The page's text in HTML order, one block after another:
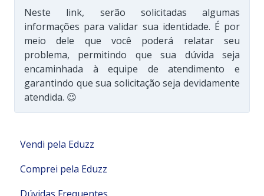
Neste link, serão solicitadas algumas
informações para validar sua identidade. É por
meio dele que você poderá relatar seu
problema, permitindo que sua dúvida seja
encaminhada à equipe de atendimento e
garantindo que sua solicitação seja devidamente
atendida. 😉
Vendi pela Eduzz
Minha Área de Membros
Comprei pela Eduzz